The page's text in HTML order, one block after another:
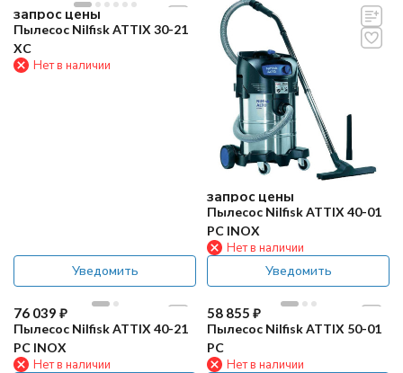
запрос цены
Пылесос Nilfisk ATTIX 30-21
XC
Нет в наличии
Уведомить
запрос цены
Пылесос Nilfisk ATTIX 40-01
PC INOX
Нет в наличии
Уведомить
76 039 ₽
Пылесос Nilfisk ATTIX 40-21
PC INOX
Нет в наличии
58 855 ₽
Пылесос Nilfisk ATTIX 50-01
PC
Нет в наличии